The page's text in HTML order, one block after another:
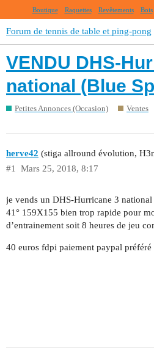
Boutique Raquettes Revêtements Bois
Forum de tennis de table et ping-pong
VENDU DHS-
national (Blue
Petites Annonces (Occasion) Ventes
herve42 (stiga allround évolution,
Mars 25, 2018, 8:17
#1
je vends un DHS-Hurricane 3
41° 159X155 bien trop rapide pour
d’entrainement soit 8 heures de jeu
40 euros fdpi paiement paypal